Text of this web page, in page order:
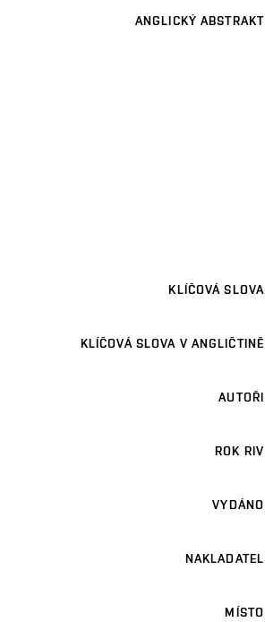
ANGLICKÝ ABSTRAKT
KLÍČOVÁ SLOVA
KLÍČOVÁ SLOVA V ANGLIČTINĚ
AUTOŘI
ROK RIV
VYDÁNO
NAKLADATEL
MÍSTO